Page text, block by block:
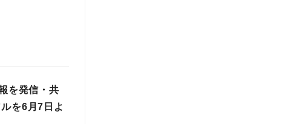
を発信・共
を6月7日よ